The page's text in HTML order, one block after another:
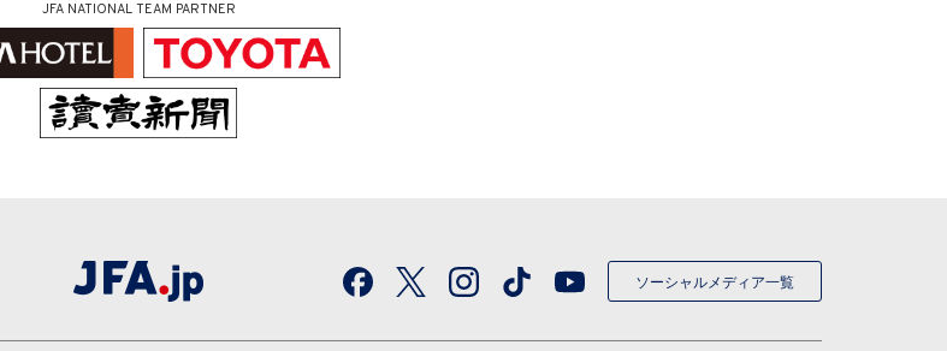
JFA NATIONAL TEAM PARTNER
ソーシャルメディア一覧